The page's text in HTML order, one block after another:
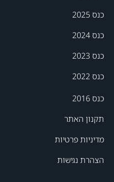
כנס 2025
כנס 2024
כנס 2023
כנס 2022
כנס 2016
תקנון האתר
מדיניות פרטיות
הצהרת נגישות